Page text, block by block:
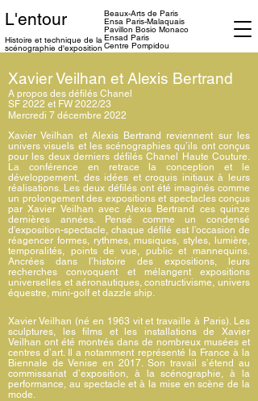
L'entour
Histoire et technique de la
scénographie d'exposition
Beaux-Arts de Paris
Ensa Paris-Malaquais
Pavillon Bosio Monaco
Ensad Paris
Centre Pompidou
Xavier Veilhan et Alexis Bertrand
A propos des défilés Chanel
SF 2022 et FW 2022/23
Mercredi 7 décembre 2022
Xavier Veilhan et Alexis Bertrand reviennent sur les
univers visuels et les scénographies qu’ils ont conçus
pour les deux derniers défilés Chanel Haute Couture.
La conférence en retrace la conception et le
développement, des idées et croquis initiaux à leurs
réalisations. Les deux défilés ont été imaginés comme
un prolongement des expositions et spectacles conçus
par Xavier Veilhan avec Alexis Bertrand ces quinze
dernières années. Pensé comme un condensé
d'exposition-spectacle, chaque défilé est l'occasion de
réagencer formes, rythmes, musiques, styles, lumière,
temporalités, points de vue, public et mannequins.
Ancrées dans l’histoire des expositions, leurs
recherches convoquent et mélangent expositions
universelles et aéronautiques, constructivisme, univers
équestre, mini-golf et dazzle ship.
Xavier Veilhan (né en 1963 vit et travaille à Paris). Les
sculptures, les films et les installations de Xavier
Veilhan ont été montrés dans de nombreux musées et
centres d’art. Il a notamment représenté la France à la
Biennale de Venise en 2017. Son travail s’étend au
commissariat d’exposition, à la scénographie, à la
performance, au spectacle et à la mise en scène de la
mode.